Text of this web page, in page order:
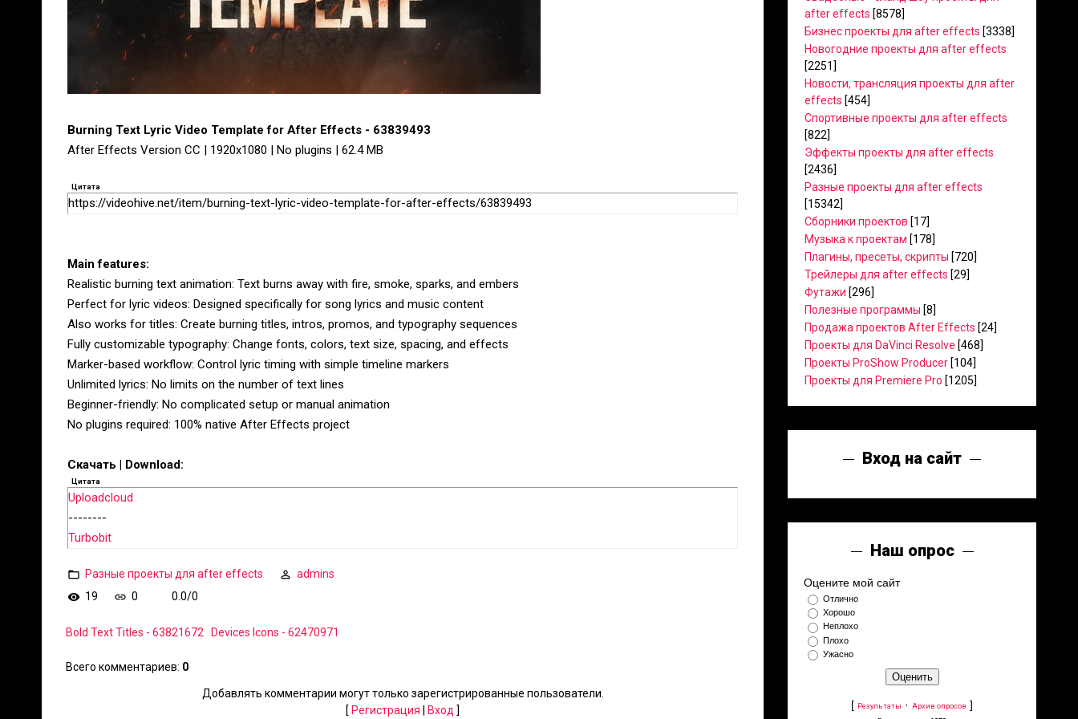
Burning Text Lyric Video Template for After Effects - 63839493
After Effects Version CC | 1920x1080 | No plugins | 62.4 MB
Цитата
https://videohive.net/item/burning-text-lyric-video-template-for-after-effects/63839493
Main features:
Realistic burning text animation: Text burns away with fire, smoke, sparks, and embers
Perfect for lyric videos: Designed specifically for song lyrics and music content
Also works for titles: Create burning titles, intros, promos, and typography sequences
Fully customizable typography: Change fonts, colors, text size, spacing, and effects
Marker-based workflow: Control lyric timing with simple timeline markers
Unlimited lyrics: No limits on the number of text lines
Beginner-friendly: No complicated setup or manual animation
No plugins required: 100% native After Effects project
Скачать | Download:
Цитата
Uploadcloud
--------
Turbobit
Разные проекты для after effects
admins
19
0 0.0/0
Bold Text Titles - 63821672 Devices Icons - 62470971
Всего комментариев: 0
Добавлять комментарии могут только зарегистрированные пользователи.
[ Регистрация Вход ]
after effects [8578]
Бизнес проекты для after effects [3338]
Новогодние проекты для after effects
[2251]
Новости, трансляция проекты для after
effects [454]
Спортивные проекты для after effects
[822]
Эффекты проекты для after effects
[2436]
Разные проекты для after effects
[15342]
Сборники проектов [17]
Музыка к проектам [178]
Плагины, пресеты, скрипты [720]
Трейлеры для after effects [29]
Футажи [296]
Полезные программы [8]
Продажа проектов After Effects [24]
Проекты для DaVinci Resolve [468]
Проекты ProShow Producer [104]
Проекты для Premiere Pro [1205]
Вход на сайт
Наш опрос
Оцените мой сайт
Отлично
Хорошо
Неплохо
Плохо
Ужасно
[ Результаты · Архив опросов ]